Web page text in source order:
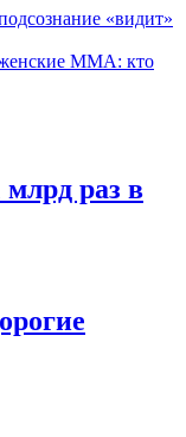
«видит»
MMA: кто
млрд раз в